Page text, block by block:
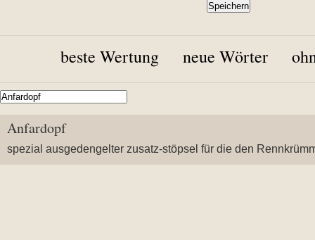
beste Wertung neue Wörter
Anfardopf
spezial ausgedengelter zusatz-stöpsel für die den